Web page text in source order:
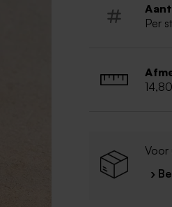
Per
Voor
›